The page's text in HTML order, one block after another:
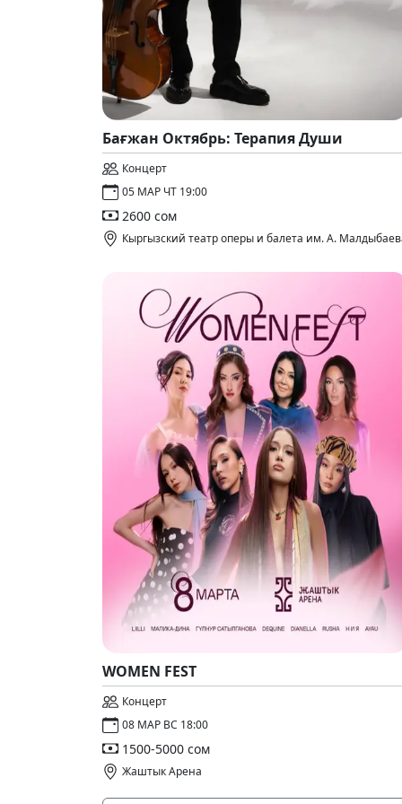
Бағжан Октябрь: Терапия Души
Концерт
05 МАР ЧТ 19:00
2600 сом
Кыргызский театр оперы и балета им. А.
WOMEN FEST
Концерт
08 МАР ВС 18:00
1500-5000 сом
Жаштык Арена